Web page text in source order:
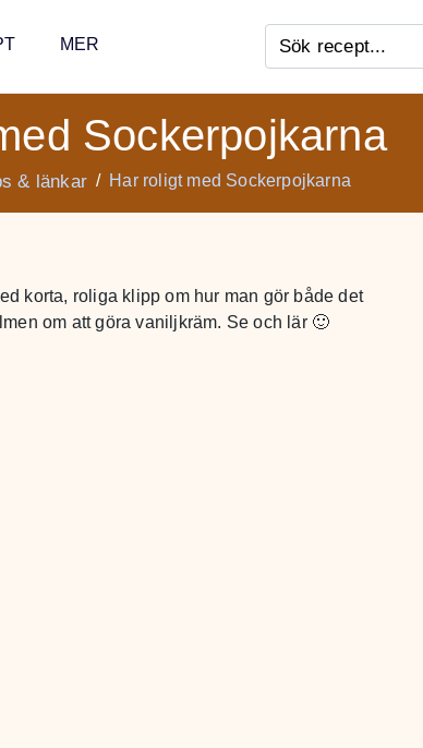
MER
Sockerpojkarna
& länkar Har roligt med Sockerpojkarna
korta, roliga klipp om hur man gör både det
om att göra vaniljkräm. Se och lär 🙂